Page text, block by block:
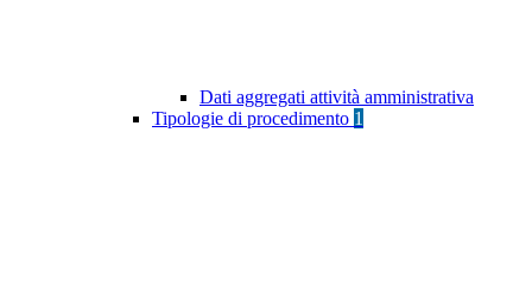
Dati aggregati attività amministrativa
Tipologie di procedimento 1